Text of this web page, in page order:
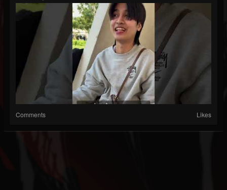
Comments Likes